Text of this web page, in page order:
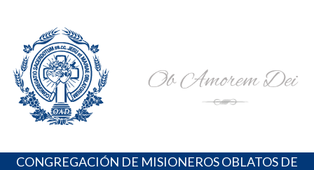
content
Portal de los Padres Oblatos. Advocaciones Marianas,
Oraciones, Música religiosa y más
CONGREGACIÓN DE MISIONEROS OBLATOS DE